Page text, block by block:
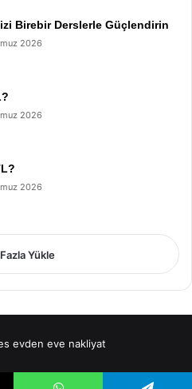
Birebir Derslerle Güçlendirin
2026
2026
2026
Yükle
evden eve nakliyat